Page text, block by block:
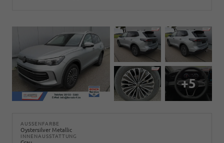
+5
AUSSENFARBE
Oystersilver Metallic
INNENAUSSTATTUNG